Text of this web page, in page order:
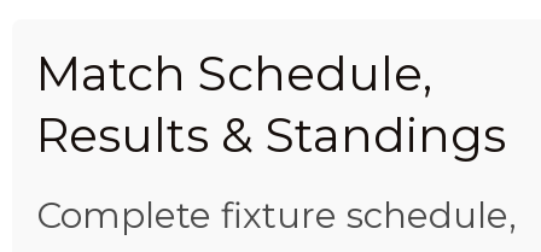
Match Schedule,
Results & Standings
Complete fixture schedule,